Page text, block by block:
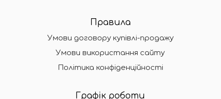
Правила
Умови договору купівлі-продажу
Умови використання сайту
Політика конфіденційності
Графік роботи